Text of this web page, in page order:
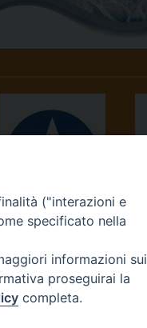
AVVENIRE
("interazioni e
specificato nella
informazioni sui
proseguirai la
completa.